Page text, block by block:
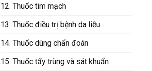
12. Thuốc tim mạch
13. Thuốc điều trị bệnh da liễu
14. Thuốc dùng chẩn đoán
15. Thuốc tẩy trùng và sát khuẩn